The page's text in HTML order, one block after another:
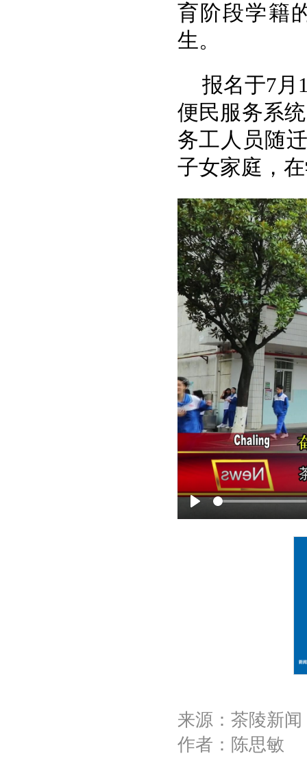
育阶段学籍
生。
报名于7月
便民服务系
务工人员随
子女家庭，
P
来源：茶陵新闻
作者：陈思敏